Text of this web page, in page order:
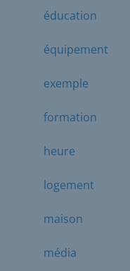
éducation
équipement
exemple
formation
heure
logement
maison
média